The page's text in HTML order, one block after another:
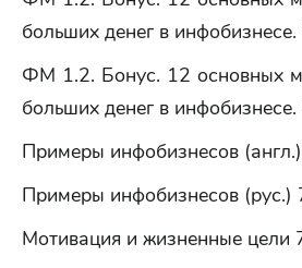
больших денег в
ФМ 1.2. Бонус. 12 основных
больших денег в
Примеры инфобизнесов
Примеры инфобизнесов (рус.)
Мотивация и жизненные цели